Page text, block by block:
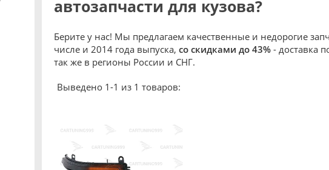
автозапчасти для кузова?
Берите у нас! Мы предлагаем качественные и недорогие
числе и 2014 года выпуска, со скидками до 43% - доставка
так же в регионы России и СНГ.
Выведено 1-1 из 1 товаров: